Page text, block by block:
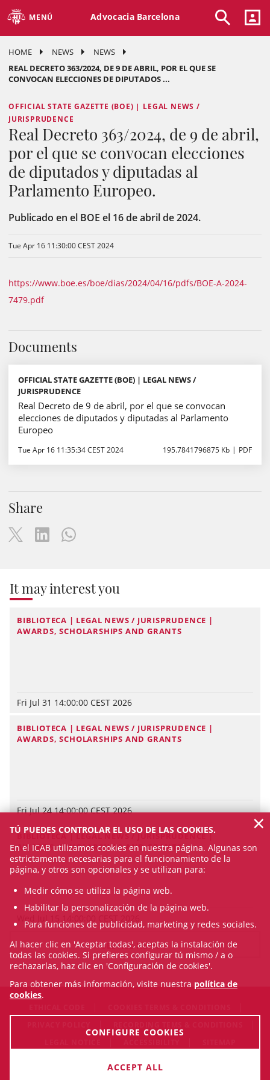
MENÚ Advocacia Barcelona
HOME NEWS
NEWS
REAL DECRETO 363/2024, DE 9 DE ABRIL, POR EL QUE SE
CONVOCAN ELECCIONES DE DIPUTADOS ...
OFFICIAL STATE GAZETTE (BOE) | LEGAL NEWS /
JURISPRUDENCE
Real Decreto 363/2024, de 9 de abril,
por el que se convocan elecciones
de diputados y diputadas al
Parlamento Europeo.
Publicado en el BOE el 16 de abril de 2024.
Tue Apr 16 11:30:00 CEST 2024
https://www.boe.es/boe/dias/2024/04/16/pdfs/BOE-A-2024-
7479.pdf
Documents
OFFICIAL STATE GAZETTE (BOE) | LEGAL NEWS /
JURISPRUDENCE
Real Decreto de 9 de abril, por el que se convocan
elecciones de diputados y diputadas al Parlamento
Europeo
Tue Apr 16 11:35:34 CEST 2024 195.7841796875 Kb PDF
Share
It may interest you
BIBLIOTECA | LEGAL NEWS / JURISPRUDENCE |
AWARDS, SCHOLARSHIPS AND GRANTS
Fri Jul 31 14:00:00 CEST 2026
BIBLIOTECA | LEGAL NEWS / JURISPRUDENCE |
AWARDS, SCHOLARSHIPS AND GRANTS
Fri Jul 24 14:00:00 CEST 2026
BIBLIOTECA | LEGAL NEWS / JURISPRUDENCE |
AWARDS, SCHOLARSHIPS AND GRANTS
Wed Jul 15 14:00:00 CEST 2026
SEE ALL NEWS
© Sat Aug 08 17:08:43 CEST 2026 Il·lustre Col·legi de l'Advocacia
TÚ PUEDES CONTROLAR EL USO DE LAS COOKIES.
En el ICAB utilizamos cookies en nuestra página. Algunas son
estrictamente necesarias para el funcionamiento de la
página, y otros son opcionales y se utilizan para:
Medir cómo se utiliza la página web.
Habilitar la personalización de la página web.
Para funciones de publicidad, marketing y redes sociales.
Al hacer clic en 'Aceptar todas', aceptas la instalación de
todas las cookies. Si prefieres configurar tú mismo / a o
rechazarlas, haz clic en 'Configuración de cookies'.
Para obtener más información, visite nuestra política de
cookies.
CONFIGURE COOKIES
ACCEPT ALL
×